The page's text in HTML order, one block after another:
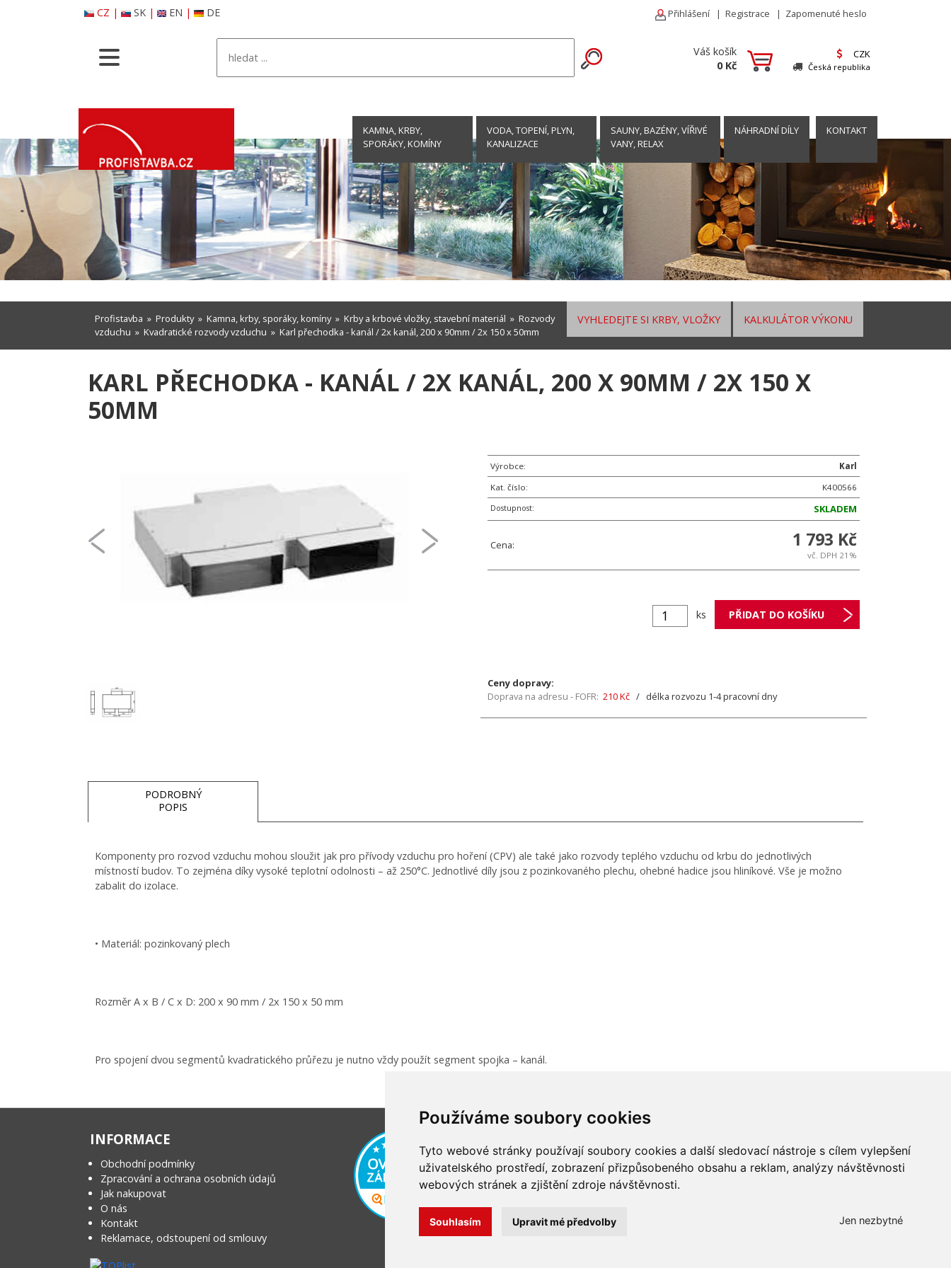
Používáme soubory cookies
Tyto webové stránky používají soubory cookies a další sledovací nástroje s cílem vylepšení
uživatelského prostředí, zobrazení přizpůsobeného obsahu a reklam, analýzy návštěvnosti
webových stránek a zjištění zdroje návštěvnosti.
Souhlasím Jen nezbytné
Upravit mé předvolby
CZ | SK| EN | DE Přihlášení | Registrace | Zapomenuté heslo
Váš košík
0 Kč
CZK
Česká republika
KAMNA, KRBY,
SPORÁKY, KOMÍNY
VODA, TOPENÍ, PLYN,
KANALIZACE
SAUNY, BAZÉNY, VÍŘIVÉ
VANY, RELAX
NÁHRADNÍ DÍLY KONTAKT
KALKULÁTOR VÝKONU
VYHLEDEJTE SI KRBY, VLOŽKY
Profistavba » Produkty» Kamna, krby, sporáky, komíny» Krby a krbové vložky, stavební materiál » Rozvody
vzduchu » Kvadratické rozvody vzduchu » Karl přechodka - kanál / 2x kanál, 200 x 90mm / 2x 150 x 50mm
KARL PŘECHODKA - KANÁL / 2X KANÁL, 200 X 90MM / 2X 150 X
50MM
Výrobce:
Karl
Kat. číslo:
K400566
Dostupnost:
SKLADEM
Cena: 1 793 Kč
vč. DPH 21%
ks
Ceny dopravy:
Doprava na adresu - FOFR: 210 Kč / délka rozvozu 1-4 pracovní dny
PODROBNÝ
POPIS
Komponenty pro rozvod vzduchu mohou sloužit jak pro přívody vzduchu pro hoření (CPV) ale také jako rozvody teplého vzduchu od krbu do jednotlivých
místností budov. To zejména díky vysoké teplotní odolnosti – až 250°C. Jednotlivé díly jsou z pozinkovaného plechu, ohebné hadice jsou hliníkové. Vše je možno
zabalit do izolace.
• Materiál: pozinkovaný plech
Rozměr A x B / C x D: 200 x 90 mm / 2x 150 x 50 mm
Pro spojení dvou segmentů kvadratického průřezu je nutno vždy použít segment spojka – kanál.
INFORMACE
Obchodní podmínky
Zpracování a ochrana osobních údajů
Jak nakupovat
O nás
Kontakt
Reklamace, odstoupení od smlouvy
profesionální webové stránky: triangl web